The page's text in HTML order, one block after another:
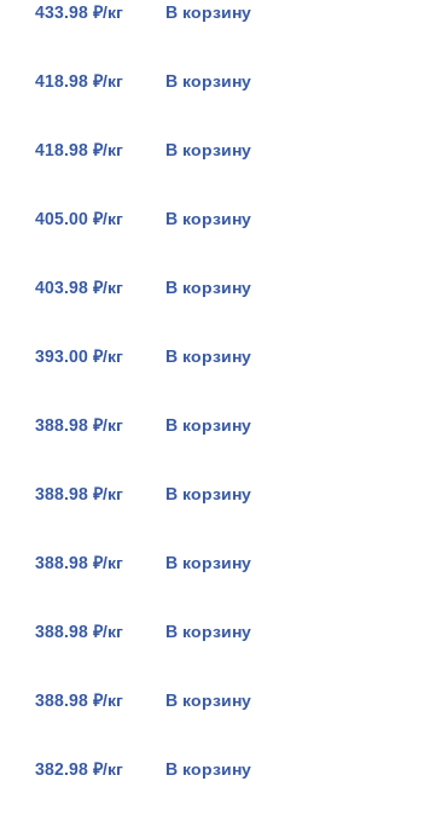
433.98 ₽/кг В корзину
418.98 ₽/кг В корзину
418.98 ₽/кг В корзину
405.00 ₽/кг В корзину
403.98 ₽/кг В корзину
393.00 ₽/кг В корзину
388.98 ₽/кг В корзину
388.98 ₽/кг В корзину
388.98 ₽/кг В корзину
388.98 ₽/кг В корзину
388.98 ₽/кг В корзину
382.98 ₽/кг В корзину